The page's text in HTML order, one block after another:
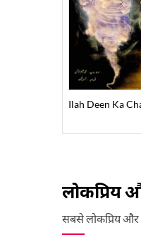
Ilah Deen Ka
लोकप्रिय
सबसे लोकप्रिय और